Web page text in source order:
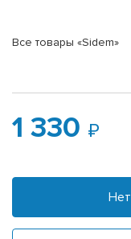
Все товары «Sidem»
1 330
Нет